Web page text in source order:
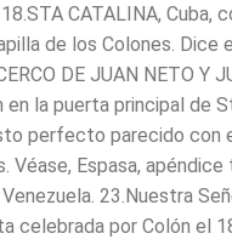
CATALINA, Cuba,
de los Colones.
DE JUAN NETO Y
en la puerta principal de
perfecto parecido con
Espasa, apéndice
23.Nuestra
celebrada por Colón el